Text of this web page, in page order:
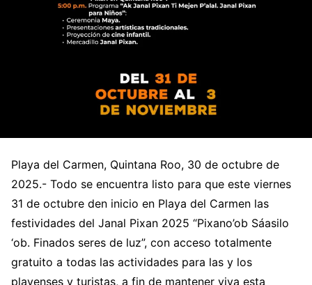
Playa del Carmen, Quintana Roo, 30 de octubre de
2025.- Todo se encuentra listo para que este viernes
31 de octubre den inicio en Playa del Carmen las
festividades del Janal Pixan 2025 “Pixano’ob Sáasilo
‘ob. Finados seres de luz”, con acceso totalmente
gratuito a todas las actividades para las y los
playenses y turistas, a fin de mantener viva esta